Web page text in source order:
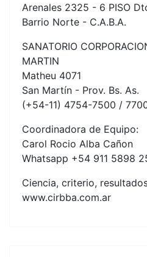
Arenales 2325 - 6 PISO
Barrio Norte - C.A.B.A.
SANATORIO
MARTIN
Matheu 4071
San Martín - Prov. Bs. As.
(+54-11) 4754-7500 /
Coordinadora de Equipo:
Carol Rocio Alba Cañon
Whatsapp +54 911 5898
Ciencia, criterio,
www.cirbba.com.ar